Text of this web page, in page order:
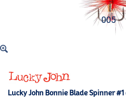
005
Lucky John Bonnie Blade Spinner